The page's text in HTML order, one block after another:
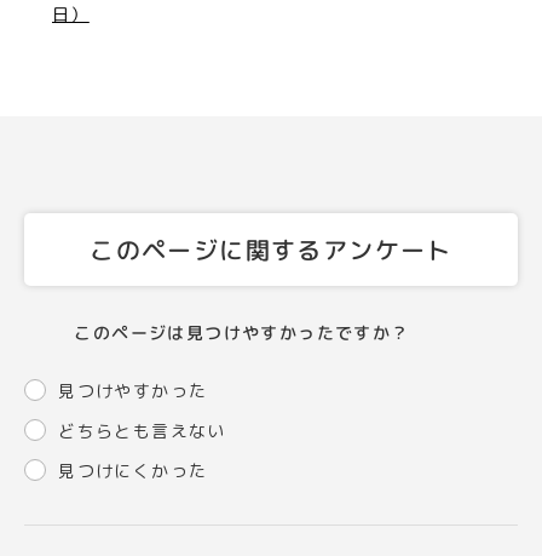
日）
このページに関するアンケート
このページは見つけやすかったですか？
見つけやすかった
どちらとも言えない
見つけにくかった